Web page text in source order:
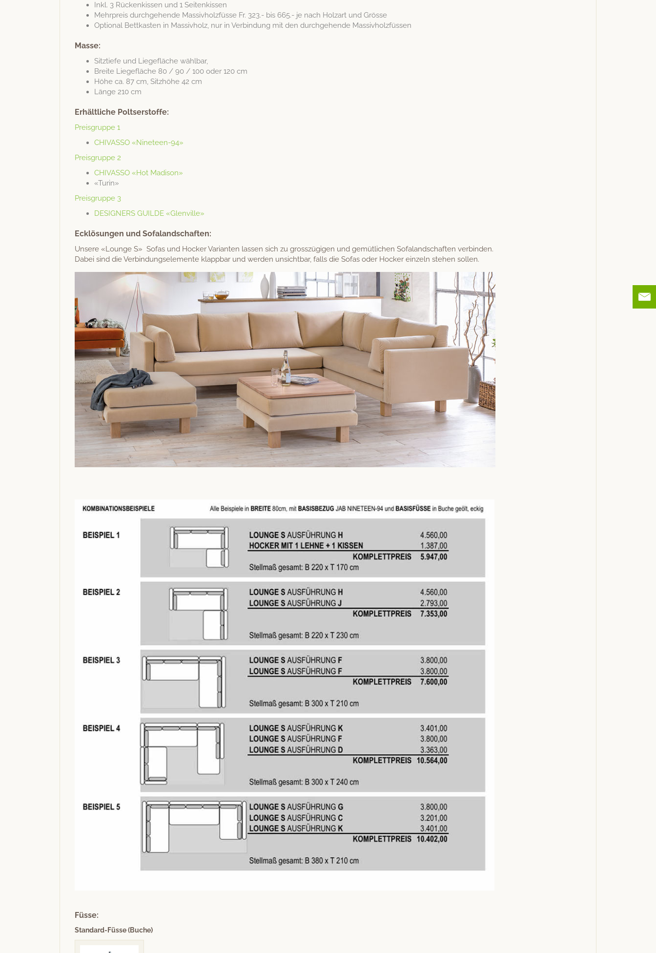
Inkl. 3 Rück­enkissen und 1 Seitenkissen
Mehrpreis durchge­hende Mas­sivholzfüsse Fr. 323.- bis 665.- je nach Holzart und Grösse
Option­al Bet­tkas­ten in Mas­sivholz, nur in Verbindung mit den durchge­hende Massivholzfüssen
Masse:
Sitztiefe und Liege­fläche wählbar,
Bre­ite Liege­fläche 80 / 90 / 100 oder 120 cm
Höhe ca. 87 cm, Sitzhöhe 42 cm
Länge 210 cm
Erhältliche Poltserstoffe:
Preis­gruppe 1
CHIVASSO «Nine­teen-94»
Preis­gruppe 2
CHIVASSO «Hot Madison»
«Turin»
Preis­gruppe 3
DESIGNERS GUILDE «Glenville»
Ecklösungen und Sofalandschaften:
Unsere «Lounge S» Sofas und Hock­er Vari­anten lassen sich zu grosszügi­gen und gemütlichen Sofa­land­schaften verbinden.
Dabei sind die Verbindungse­le­mente klapp­bar und wer­den unsicht­bar, falls die Sofas oder Hock­er einzeln ste­hen sollen.
Füsse:
Standard-Füsse (Buche)